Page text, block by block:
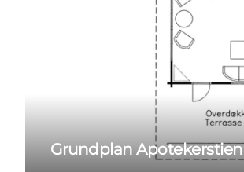
Grundplan Apotekerstien